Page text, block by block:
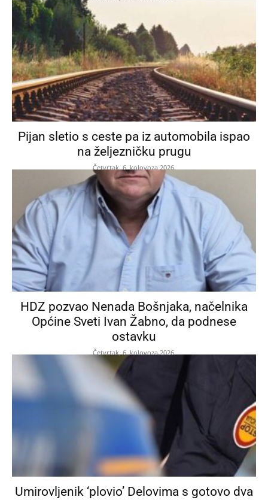
Pijan sletio s ceste pa iz automobila ispao
na željezničku prugu
Četvrtak, 6. kolovoza 2026.
HDZ pozvao Nenada Bošnjaka, načelnika
Općine Sveti Ivan Žabno, da podnese
ostavku
Četvrtak, 6. kolovoza 2026.
Umirovljenik ‘plovio’ Delovima s gotovo dva